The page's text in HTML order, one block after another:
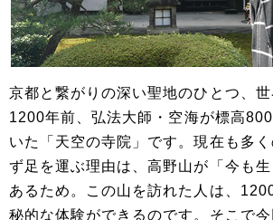
京都と繋がりの深い聖地のひとつ、世
1200年前、弘法大師・空海が標高
いた「天空の寺院」です。現在も多く
ず足を運ぶ理由は、高野山が「今も
あるため。この山を訪れた人は、
秘的な体験ができるのです。そこで